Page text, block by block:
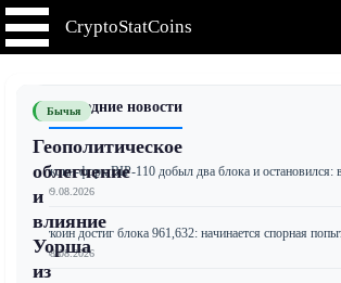
CryptoStatCoins
Бычья
Геополитическое
облегчение
и
влияние
Уорша
из
📰 Последние новости
Биткоин-форк BIP-110 добыл два блока и остановился:
📅 09.08.2026
Биткоин достиг блока 961,632: начинается спорная
📅 08.08.2026